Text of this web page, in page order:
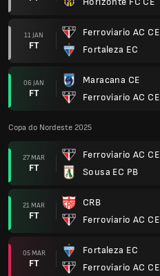
11 JAN
FT
Ferroviario AC CE
Fortaleza EC
06 JAN
FT
Maracana CE
Ferroviario AC CE
Copa do Nordeste 2025
27 MAR
FT
Ferroviario AC CE
Sousa EC PB
21 MAR
FT
CRB
Ferroviario AC CE
05 MAR
FT
Fortaleza EC
Ferroviario AC CE